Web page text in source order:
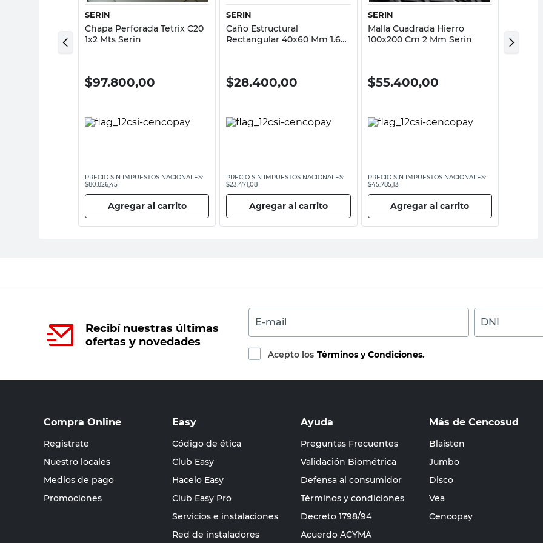
SERIN
Chapa Perforada Tetrix C20
1x2 Mts Serin
$97.800,00
PRECIO SIN IMPUESTOS NACIONALES:
$80.826,45
Agregar al carrito
SERIN
Caño Estructural
Rectangular 40x60 Mm 1.6
$28.400,00
PRECIO SIN IMPUESTOS NACIONALES:
$23.471,08
Agregar al carrito
SERIN
Malla Cuadrada Hierro
100x200 Cm 2 Mm Serin
$55.400,00
PRECIO SIN IMPUESTOS NACIONALES:
$45.785,13
Agregar al carrito
Recibí nuestras últimas
ofertas y novedades
E-mail DNI
Acepto los Términos y Condiciones.
Compra Online
Registrate
Nuestro locales
Medios de pago
Promociones
Easy
Código de ética
Club Easy
Hacelo Easy
Club Easy Pro
Servicios e instalaciones
Red de instaladores
Ayuda
Preguntas Frecuentes
Validación Biométrica
Defensa al consumidor
Términos y condiciones
Decreto 1798/94
Acuerdo ACYMA
Más de Cencosud
Blaisten
Jumbo
Disco
Vea
Cencopay